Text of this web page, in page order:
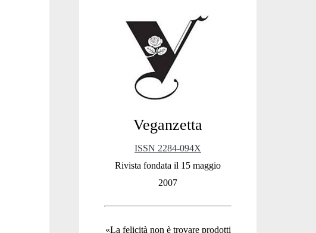
Sidebar
Veganzetta
ISSN 2284-094X
Rivista fondata il 15 maggio
2007
«La felicità non è trovare prodotti